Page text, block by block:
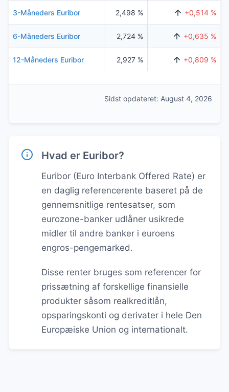
3-Måneders Euribor 2,498 % +0,514 %
6-Måneders Euribor 2,724 % +0,635 %
12-Måneders Euribor 2,927 % +0,809 %
Sidst opdateret: August 4, 2026
Hvad er Euribor?
Euribor (Euro Interbank Offered Rate) er
en daglig referencerente baseret på de
gennemsnitlige rentesatser, som
eurozone-banker udlåner usikrede
midler til andre banker i euroens
engros-pengemarked.
Disse renter bruges som referencer for
prissætning af forskellige finansielle
produkter såsom realkreditlån,
opsparingskonti og derivater i hele Den
Europæiske Union og internationalt.